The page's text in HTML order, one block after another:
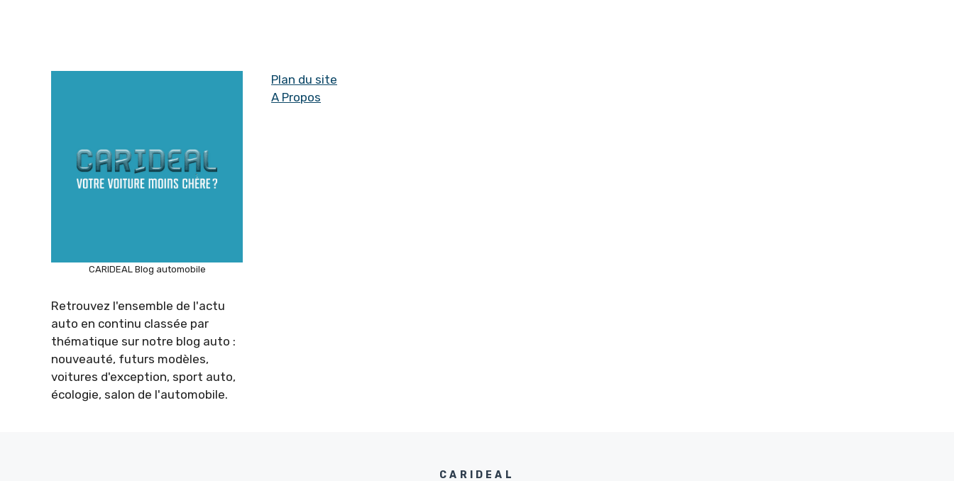
CARIDEAL Blog automobile
Retrouvez l'ensemble de l'actu
auto en continu classée par
thématique sur notre blog auto :
nouveauté, futurs modèles,
voitures d'exception, sport auto,
écologie, salon de l'automobile.
Plan du site
A Propos
CARIDEAL